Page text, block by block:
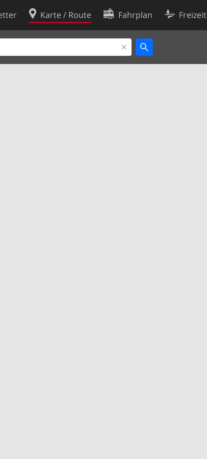
Karte / Route Fahrplan Freizeit
Cookie-Richtlinie
Cookie-Einstellungen